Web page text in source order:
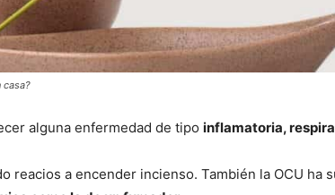
casa?
alguna enfermedad de tipo inflamatoria,
reacios a encender incienso. También la OCU